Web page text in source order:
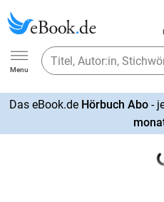
Ebook.de
Menu
Das eBook.de Hörbuch Abo-